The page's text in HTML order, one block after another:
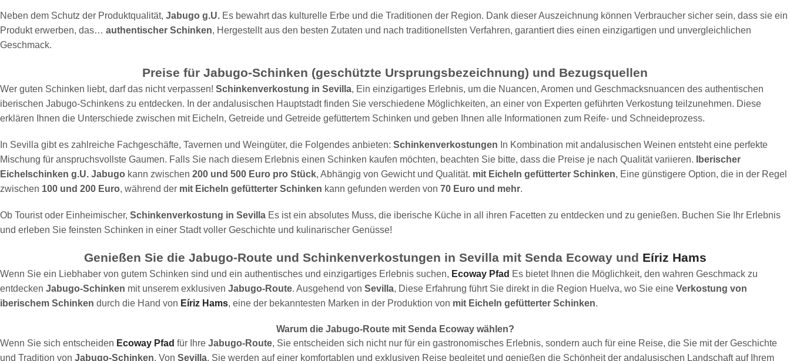
Neben dem Schutz der Produktqualität, Jabugo g.U. Es bewahrt das kulturelle Erbe und die Traditionen der Region. Dank dieser Auszeichnung können Verbraucher sicher sein, dass sie ein
Produkt erwerben, das… authentischer Schinken, Hergestellt aus den besten Zutaten und nach traditionellsten Verfahren, garantiert dies einen einzigartigen und unvergleichlichen
Geschmack.
Preise für Jabugo-Schinken (geschützte Ursprungsbezeichnung) und Bezugsquellen
Wer guten Schinken liebt, darf das nicht verpassen! Schinkenverkostung in Sevilla, Ein einzigartiges Erlebnis, um die Nuancen, Aromen und Geschmacksnuancen des authentischen
iberischen Jabugo-Schinkens zu entdecken. In der andalusischen Hauptstadt finden Sie verschiedene Möglichkeiten, an einer von Experten geführten Verkostung teilzunehmen. Diese
erklären Ihnen die Unterschiede zwischen mit Eicheln, Getreide und Getreide gefüttertem Schinken und geben Ihnen alle Informationen zum Reife- und Schneideprozess.
In Sevilla gibt es zahlreiche Fachgeschäfte, Tavernen und Weingüter, die Folgendes anbieten: Schinkenverkostungen In Kombination mit andalusischen Weinen entsteht eine perfekte
Mischung für anspruchsvollste Gaumen. Falls Sie nach diesem Erlebnis einen Schinken kaufen möchten, beachten Sie bitte, dass die Preise je nach Qualität variieren.
Iberischer
Eichelschinken g.U. Jabugo kann zwischen 200 und 500 Euro pro Stück, Abhängig von Gewicht und Qualität. mit Eicheln gefütterter Schinken, Eine günstigere Option, die in der Regel
zwischen 100 und 200 Euro, während der mit Eicheln gefütterter Schinken kann gefunden werden von 70 Euro und mehr.
Ob Tourist oder Einheimischer, Schinkenverkostung in Sevilla Es ist ein absolutes Muss, die iberische Küche in all ihren Facetten zu entdecken und zu genießen. Buchen Sie Ihr Erlebnis
und erleben Sie feinsten Schinken in einer Stadt voller Geschichte und kulinarischer Genüsse!
Genießen Sie die Jabugo-Route und Schinkenverkostungen in Sevilla mit Senda Ecoway und Eíriz Hams
Wenn Sie ein Liebhaber von gutem Schinken sind und ein authentisches und einzigartiges Erlebnis suchen, Ecoway Pfad Es bietet Ihnen die Möglichkeit, den wahren Geschmack zu
entdecken Jabugo-Schinken mit unserem exklusiven Jabugo-Route. Ausgehend von Sevilla, Diese Erfahrung führt Sie direkt in die Region Huelva, wo Sie eine Verkostung von
iberischem Schinken durch die Hand von Eíriz Hams, eine der bekanntesten Marken in der Produktion von mit Eicheln gefütterter Schinken.
Warum die Jabugo-Route mit Senda Ecoway wählen?
Wenn Sie sich entscheiden Ecoway Pfad für Ihre Jabugo-Route, Sie entscheiden sich nicht nur für ein gastronomisches Erlebnis, sondern auch für eine Reise, die Sie mit der Geschichte
und Tradition von Jabugo-Schinken. Von Sevilla, Sie werden auf einer komfortablen und exklusiven Reise begleitet und genießen die Schönheit der andalusischen Landschaft auf Ihrem